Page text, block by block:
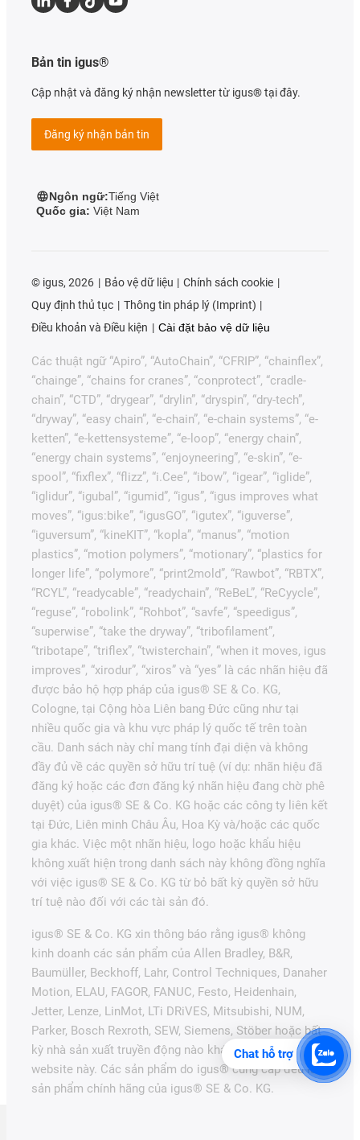
Bản tin igus®
Cập nhật và đăng ký nhận newsletter từ igus® tại đây.
Đăng ký nhận bản tin
Ngôn ngữ:Tiếng Việt
Quốc gia: Việt Nam
© igus, 2026 Bảo vệ dữ liệu
Chính sách cookie
Quy định thủ tục
Thông tin pháp lý (Imprint)
Điều khoản và Điều kiện
Cài đặt bảo vệ dữ liệu
Các thuật ngữ “Apiro”, “AutoChain”, “CFRIP”, “chainflex”,
“chainge”, “chains for cranes”, “conprotect”, “cradle-
chain”, “CTD”, “drygear”, “drylin”, “dryspin”, “dry-tech”,
“dryway”, “easy chain”, “e-chain”, “e-chain systems”, “e-
ketten”, “e-kettensysteme”, “e-loop”, “energy chain”,
“energy chain systems”, “enjoyneering”, “e-skin”, “e-
spool”, “fixflex”, “flizz”, “i.Cee”, “ibow”, “igear”, “iglide”,
“iglidur”, “igubal”, “igumid”, “igus”, “igus improves what
moves”, “igus:bike”, “igusGO”, “igutex”, “iguverse”,
“iguversum”, “kineKIT”, “kopla”, “manus”, “motion
plastics”, “motion polymers”, “motionary”, “plastics for
longer life”, “polymore”, “print2mold”, “Rawbot”, “RBTX”,
“RCYL”, “readycable”, “readychain”, “ReBeL”, “ReCyycle”,
“reguse”, “robolink”, “Rohbot”, “savfe”, “speedigus”,
“superwise”, “take the dryway”, “tribofilament”,
“tribotape”, “triflex”, “twisterchain”, “when it moves, igus
improves”, “xirodur”, “xiros” và “yes” là các nhãn hiệu đã
được bảo hộ hợp pháp của igus® SE & Co. KG,
Cologne, tại Cộng hòa Liên bang Đức cũng như tại
nhiều quốc gia và khu vực pháp lý quốc tế trên toàn
cầu. Danh sách này chỉ mang tính đại diện và không
đầy đủ về các quyền sở hữu trí tuệ (ví dụ: nhãn hiệu đã
đăng ký hoặc các đơn đăng ký nhãn hiệu đang chờ phê
duyệt) của igus® SE & Co. KG hoặc các công ty liên kết
tại Đức, Liên minh Châu Âu, Hoa Kỳ và/hoặc các quốc
gia khác. Việc một nhãn hiệu, logo hoặc khẩu hiệu
không xuất hiện trong danh sách này không đồng nghĩa
với việc igus® SE & Co. KG từ bỏ bất kỳ quyền sở hữu
trí tuệ nào đối với các tài sản đó.
igus® SE & Co. KG xin thông báo rằng igus® không
kinh doanh các sản phẩm của Allen Bradley, B&R,
Baumüller, Beckhoff, Lahr, Control Techniques, Danaher
Motion, ELAU, FAGOR, FANUC, Festo, Heidenhain,
Jetter, Lenze, LinMot, LTi DRiVES, Mitsubishi, NUM,
Parker, Bosch Rexroth, SEW, Siemens, Stöber hoặc bất
kỳ nhà sản xuất truyền động nào khác được đề cập trên
website này. Các sản phẩm do igus® cung cấp đều là
sản phẩm chính hãng của igus® SE & Co. KG.
Chat hỗ trợ